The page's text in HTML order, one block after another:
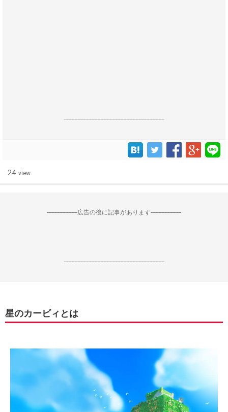
------------------------------------------------------------------
24 view
--------------------広告の後に記事があります--------------------
------------------------------------------------------------------
星のカービィとは